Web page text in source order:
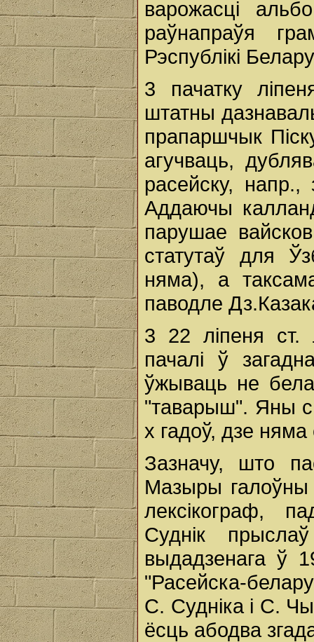
варожасці
раўнапраўя
Рэспублікі
3 пачатку
штатны
прапаршчык
агучваць,
расейску,
Аддаючы
парушае
статутаў для
няма), а
паводле
3 22 ліпеня ст.
пачалі ў
ўжываць не
"таварыш". Яны
х гадоў, дзе
Зазначу, што
Мазыры
лексікограф,
Суднік
выдадзенага ў
"Расейска-
С. Судніка і С.
ёсць абодва